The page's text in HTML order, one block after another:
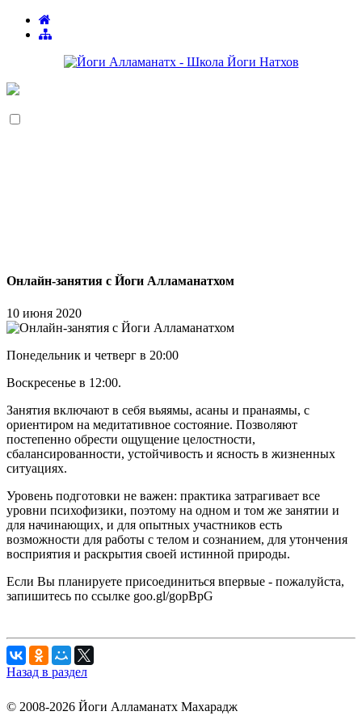
Онлайн-занятия с Йоги Алламанатхом
10 июня 2020
Понедельник и четверг в 20:00
Воскресенье в 12:00.
Занятия включают в себя вьяямы, асаны и пранаямы, с
ориентиром на медитативное состояние. Позволяют
постепенно обрести ощущение целостности,
сбалансированности, устойчивость и ясность в жизненных
ситуациях.
Уровень подготовки не важен: практика затрагивает все
уровни психофизики, поэтому на одном и том же занятии и
для начинающих, и для опытных участников есть
возможности для работы с телом и сознанием, для утончения
восприятия и раскрытия своей истинной природы.
Если Вы планируете присоединиться впервые - пожалуйста,
запишитесь по ссылке goo.gl/gopBpG
Назад в раздел
© 2008-2026 Йоги Алламанатх Махарадж